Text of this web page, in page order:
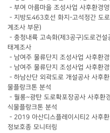
- 부여 아름마을 조성사업 사후환경
- 지방도463호선 화지-고석정간 도
계조사 부문)
- 충청내륙 고속화(제3공구)도로건
태계조사
- 남여주 물류단지 조성사업 사후환
- 남여주 물류단지 조성사업 사후환
- 하남산단 외곽도로 개설공사 사후
물플랑크톤 분석
- 월롱~광탄 도로확포장공사 사후환
식물플랑크톤 분석
- 2019 아산디스플레이시티2 사후
정보호종 모니터링